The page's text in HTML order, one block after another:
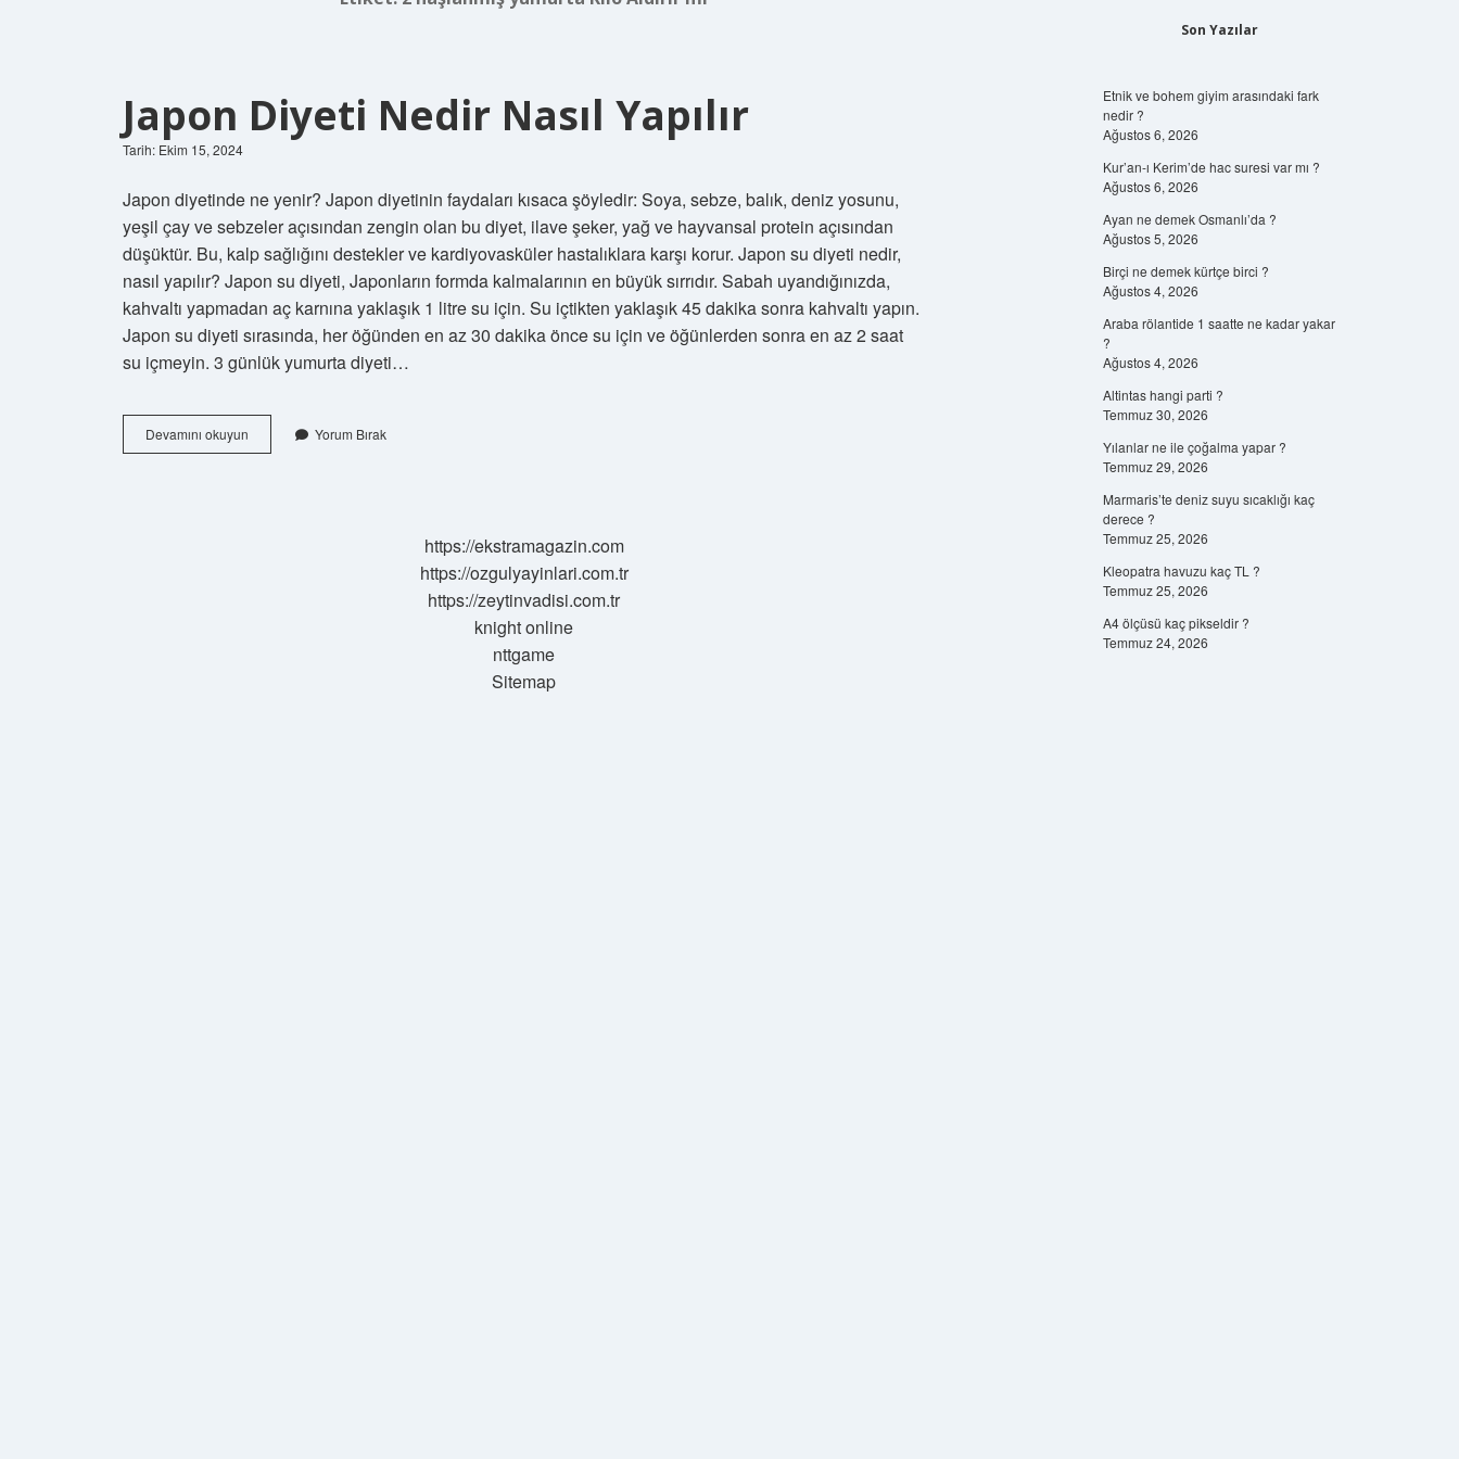
Japon Diyeti Nedir Nasıl Yapılır
Tarih: Ekim 15, 2024
Japon diyetinde ne yenir? Japon diyetinin faydaları kısaca şöyledir: Soya, sebze, balık, deniz yosunu,
yeşil çay ve sebzeler açısından zengin olan bu diyet, ilave şeker, yağ ve hayvansal protein açısından
düşüktür. Bu, kalp sağlığını destekler ve kardiyovasküler hastalıklara karşı korur. Japon su diyeti nedir,
nasıl yapılır? Japon su diyeti, Japonların formda kalmalarının en büyük sırrıdır. Sabah uyandığınızda,
kahvaltı yapmadan aç karnına yaklaşık 1 litre su için. Su içtikten yaklaşık 45 dakika sonra kahvaltı yapın.
Japon su diyeti sırasında, her öğünden en az 30 dakika önce su için ve öğünlerden sonra en az 2 saat
su içmeyin. 3 günlük yumurta diyeti…
Devamını okuyun
Diyeti
Yorum Bırak
https://ekstramagazin.com
https://ozgulyayinlari.com.tr
https://zeytinvadisi.com.tr
knight online
nttgame
Sitemap
Son Yazılar
Etnik ve bohem giyim arasındaki fark
nedir ?
Ağustos 6, 2026
Kur’an-ı Kerim’de hac suresi var mı ?
Ağustos 6, 2026
Ayan ne demek Osmanlı’da ?
Ağustos 5, 2026
Birçi ne demek kürtçe birci ?
Ağustos 4, 2026
Araba rölantide 1 saatte ne kadar yakar
?
Ağustos 4, 2026
Altintas hangi parti ?
Temmuz 30, 2026
Yılanlar ne ile çoğalma yapar ?
Temmuz 29, 2026
Marmaris’te deniz suyu sıcaklığı kaç
derece ?
Temmuz 25, 2026
Kleopatra havuzu kaç TL ?
Temmuz 25, 2026
A4 ölçüsü kaç pikseldir ?
Temmuz 24, 2026